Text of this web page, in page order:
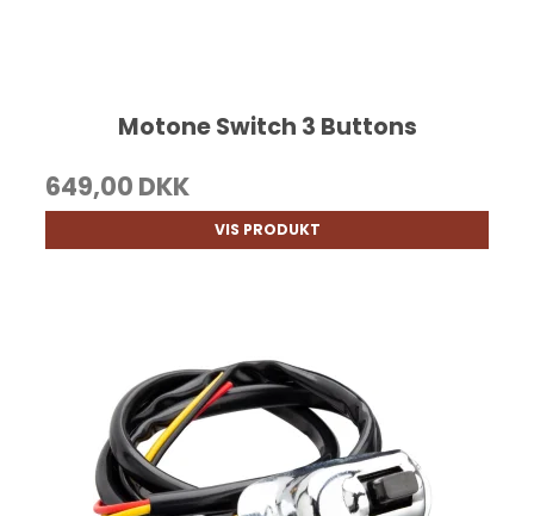
Motone Switch 3 Buttons
649,00 DKK
VIS PRODUKT